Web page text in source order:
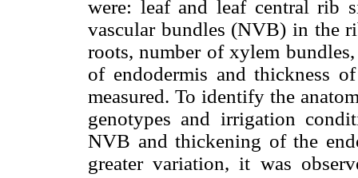
were: leaf and leaf central rib
vascular bundles (NVB) in the
roots, number of xylem
of endodermis and thickness
measured. To identify the
genotypes and irrigation
NVB and thickening of the
greater variation, it was